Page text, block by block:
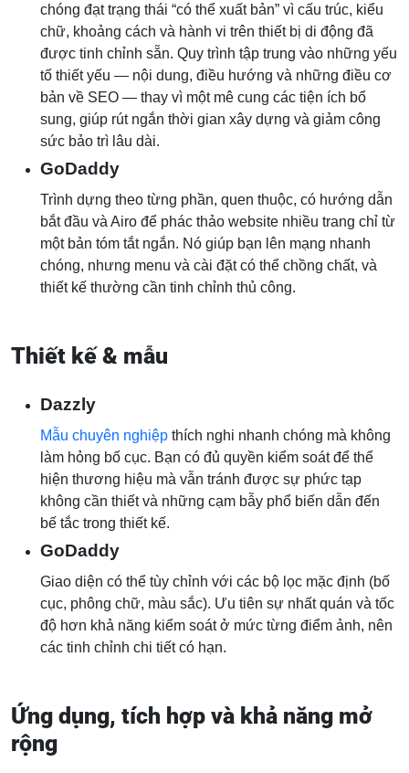
chóng đạt trạng thái “có thể xuất bản” vì cấu trúc, kiểu
chữ, khoảng cách và hành vi trên thiết bị di động đã
được tinh chỉnh sẵn. Quy trình tập trung vào những yếu
tố thiết yếu — nội dung, điều hướng và những điều cơ
bản về SEO — thay vì một mê cung các tiện ích bổ
sung, giúp rút ngắn thời gian xây dựng và giảm công
sức bảo trì lâu dài.
GoDaddy
Trình dựng theo từng phần, quen thuộc, có hướng dẫn
bắt đầu và Airo để phác thảo website nhiều trang chỉ từ
một bản tóm tắt ngắn. Nó giúp bạn lên mạng nhanh
chóng, nhưng menu và cài đặt có thể chồng chất, và
thiết kế thường cần tinh chỉnh thủ công.
Thiết kế & mẫu
Dazzly
Mẫu chuyên nghiệp thích nghi nhanh chóng mà không
làm hỏng bố cục. Bạn có đủ quyền kiểm soát để thể
hiện thương hiệu mà vẫn tránh được sự phức tạp
không cần thiết và những cạm bẫy phổ biến dẫn đến
bế tắc trong thiết kế.
GoDaddy
Giao diện có thể tùy chỉnh với các bộ lọc mặc định (bố
cục, phông chữ, màu sắc). Ưu tiên sự nhất quán và tốc
độ hơn khả năng kiểm soát ở mức từng điểm ảnh, nên
các tinh chỉnh chi tiết có hạn.
Ứng dụng, tích hợp và khả năng mở
rộng